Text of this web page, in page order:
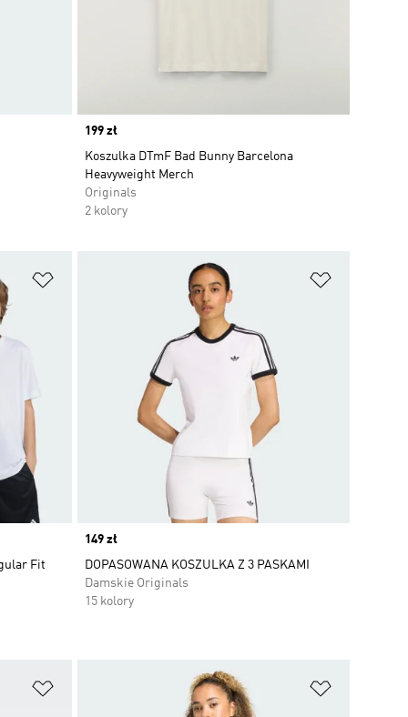
Price
199 zł
Koszulka DTmF Bad Bunny Barcelona
Heavyweight Merch
Originals
2 kolory
Fit
Price
149 zł
DOPASOWANA KOSZULKA Z 3 PASKAMI
Damskie Originals
15 kolory